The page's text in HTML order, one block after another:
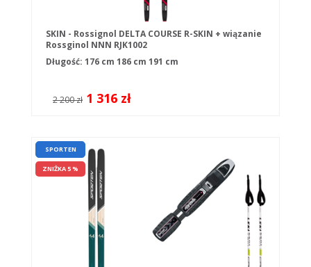
SKIN - Rossignol DELTA COURSE R-SKIN + wiązanie
Rossginol NNN RJK1002
Długość: 176 cm 186 cm 191 cm
2 200 zł 1 316 zł
SPORTEN
ZNIŻKA 5 %